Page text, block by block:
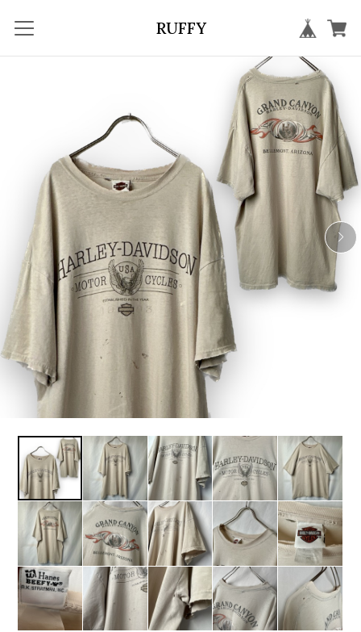
RUFFY